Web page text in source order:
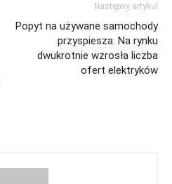
Następny artykuł
Popyt na używane samochody
przyspiesza. Na rynku
dwukrotnie wzrosła liczba
ofert elektryków